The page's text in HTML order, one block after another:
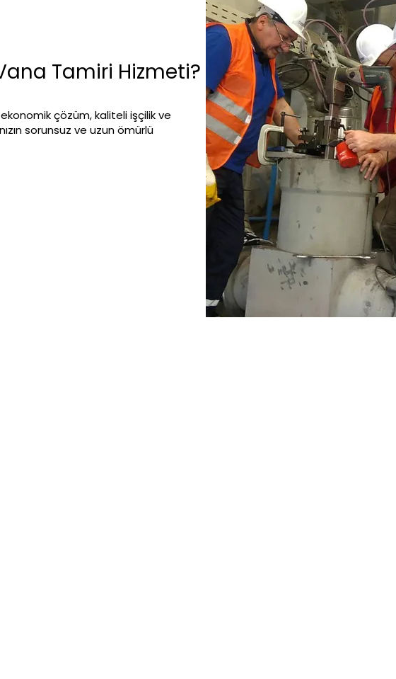
Tamiri Hizmeti?
çözüm, kaliteli işçilik ve
sorunsuz ve uzun ömürlü